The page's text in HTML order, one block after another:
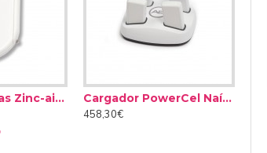
Bionics para recargarse.
Q70 y Naída CI Q90.
función de su uso.
Adaptador pilas Zinc-aire Naída CI
Cargador PowerCel Naída CI
458,30€
12,00€